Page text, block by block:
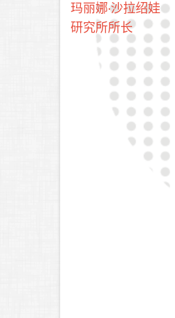
玛丽娜·沙拉绍娃
研究所所长